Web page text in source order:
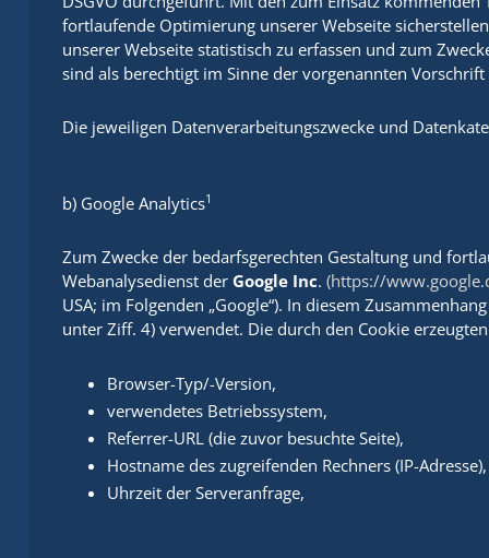
fortlaufende Optimierung unserer Webseite
unserer Webseite statistisch zu erfassen und zum
sind als berechtigt im Sinne der vorgenannten Vorschrift
Die jeweiligen Datenverarbeitungszwecke und
b) Google Analytics1
Zum Zwecke der bedarfsgerechten Gestaltung und
Webanalysedienst der Google Inc. (https://
USA; im Folgenden „Google“). In diesem
unter Ziff. 4) verwendet. Die durch den Cookie
Browser-Typ/-Version,
verwendetes Betriebssystem,
Referrer-URL (die zuvor besuchte Seite),
Hostname des zugreifenden Rechners (IP-Adresse),
Uhrzeit der Serveranfrage,